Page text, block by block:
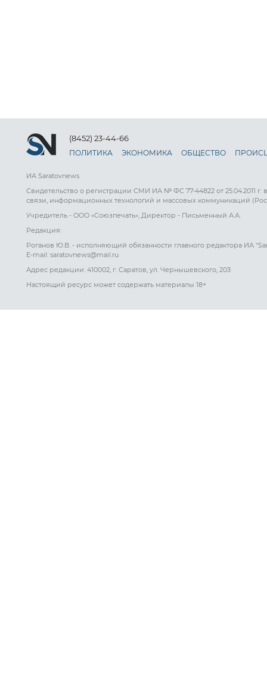
(8452) 23-44-66
ПОЛИТИКА ЭКОНОМИКА ОБЩЕСТВО
ИА Saratovnews
Свидетельство о регистрации СМИ ИА № ФС 77-44822 от 25.04.2011
связи, информационных технологий и массовых коммуникаций
Учредитель - ООО «Союзпечать», Директор - Письменный А.А.
Редакция:
Роганов Ю.В. - исполняющий обязанности главного редактора ИА
E-mail: saratovnews@mail.ru
Адрес редакции: 410002, г. Саратов, ул. Чернышевского, 203
Настоящий ресурс может содержать материалы 18+